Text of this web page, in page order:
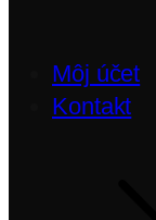
Môj účet
Kontakt